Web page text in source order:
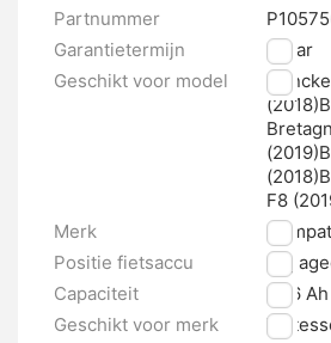
Partnummer
Garantietermijn
2 jaar
Geschikt voor model
F8
Merk
Positie fietsaccu
Capaciteit
15.6 Ah
Geschikt voor merk